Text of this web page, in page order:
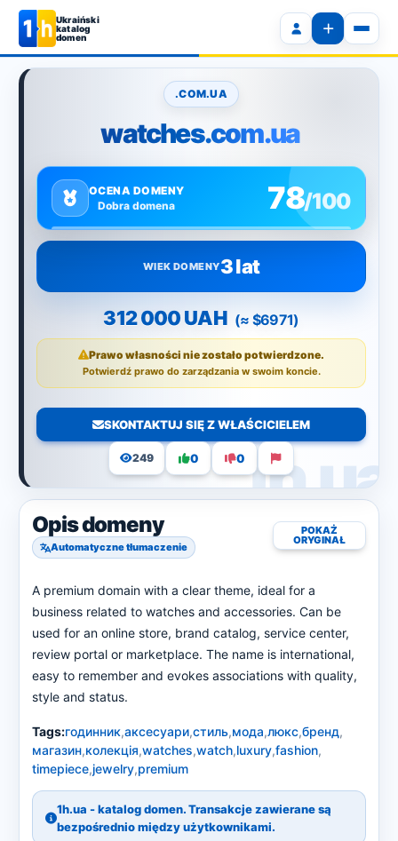
Ukraiński
katalog
domen
.COM.UA
watches.com.ua
OCENA DOMENY
Dobra domena
78/100
WIEK DOMENY3 lat
312 000 UAH (≈ $6971)
Prawo własności nie zostało potwierdzone.
Potwierdź prawo do zarządzania w swoim koncie.
SKONTAKTUJ SIĘ Z WŁAŚCICIELEM
249 0 0
Opis domeny
Automatyczne tłumaczenie
POKAŻ
ORYGINAŁ
A premium domain with a clear theme, ideal for a
business related to watches and accessories. Can be
used for an online store, brand catalog, service center,
review portal or marketplace. The name is international,
easy to remember and evokes associations with quality,
style and status.
Tags:годинник,аксесуари,стиль,мода,люкс,бренд,
магазин,колекція,watches,watch,luxury,fashion,
timepiece,jewelry,premium
1h.ua - katalog domen. Transakcje zawierane są
bezpośrednio między użytkownikami.